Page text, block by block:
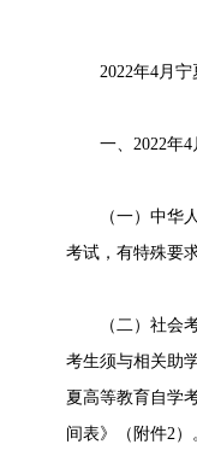
2022年4月宁夏
一、2022年4
（一）中华人
考试，有特殊要
（二）社会考
考生须与相关助
夏高等教育自学
间表》（附件2）